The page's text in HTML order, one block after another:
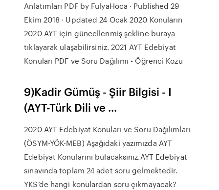
Anlatımları PDF by FulyaHoca · Published 29
Ekim 2018 · Updated 24 Ocak 2020 Konuların
2020 AYT için güncellenmiş şekline buraya
tıklayarak ulaşabilirsiniz. 2021 AYT Edebiyat
Konuları PDF ve Soru Dağılımı • Öğrenci Kozu
9)Kadir Gümüş - Şiir Bilgisi - I
(AYT-Türk Dili ve ...
2020 AYT Edebiyat Konuları ve Soru Dağılımları
(ÖSYM-YÖK-MEB) Aşağıdaki yazımızda AYT
Edebiyat Konularını bulacaksınız.AYT Edebiyat
sınavında toplam 24 adet soru gelmektedir.
YKS’de hangi konulardan soru çıkmayacak?